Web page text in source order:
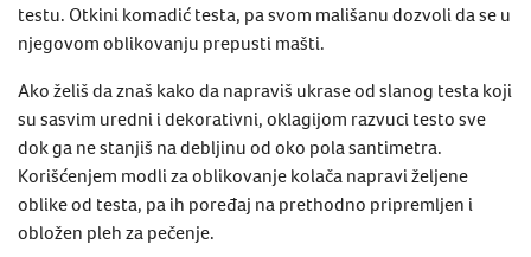
testu. Otkini komadić testa, pa svom mališanu dozvoli da se u
njegovom oblikovanju prepusti mašti.
Ako želiš da znaš kako da napraviš ukrase od slanog testa koji
su sasvim uredni i dekorativni, oklagijom razvuci testo sve
dok ga ne stanjiš na debljinu od oko pola santimetra.
Korišćenjem modli za oblikovanje kolača napravi željene
oblike od testa, pa ih poređaj na prethodno pripremljen i
obložen pleh za pečenje.